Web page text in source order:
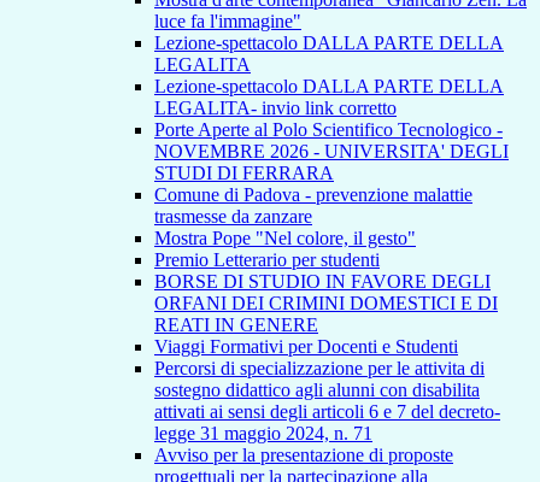
luce fa l'immagine"
Lezione-spettacolo DALLA PARTE DELLA
LEGALITA
Lezione-spettacolo DALLA PARTE DELLA
LEGALITA- invio link corretto
Porte Aperte al Polo Scientifico Tecnologico -
NOVEMBRE 2026 - UNIVERSITA' DEGLI
STUDI DI FERRARA
Comune di Padova - prevenzione malattie
trasmesse da zanzare
Mostra Pope "Nel colore, il gesto"
Premio Letterario per studenti
BORSE DI STUDIO IN FAVORE DEGLI
ORFANI DEI CRIMINI DOMESTICI E DI
REATI IN GENERE
Viaggi Formativi per Docenti e Studenti
Percorsi di specializzazione per le attivita di
sostegno didattico agli alunni con disabilita
attivati ai sensi degli articoli 6 e 7 del decreto-
legge 31 maggio 2024, n. 71
Avviso per la presentazione di proposte
progettuali per la partecipazione alla